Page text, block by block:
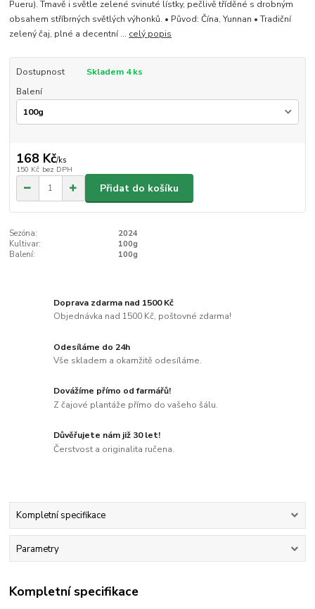
Pueru). Tmavě i světle zelené svinuté lístky, pečlivě tříděné s drobným
obsahem stříbrných světlých výhonků. • Původ: Čína, Yunnan • Tradiční
zelený čaj, plné a decentní ... celý popis
Dostupnost
Skladem 4 ks
Balení
168 Kč/ks
150 Kč bez DPH
Přidat do košíku
Sezóna:
2024
Kultivar:
100g
Balení:
100g
Doprava zdarma nad 1500 Kč
Objednávka nad 1500 Kč, poštovné zdarma!
Odesíláme do 24h
Vše skladem a okamžitě odesíláme.
Dovážíme přímo od farmářů!
Z čajové plantáže přímo do vašeho šálu.
Důvěřujete nám již 30 let!
Čerstvost a originalita ručena.
Kompletní specifikace
Parametry
Kompletní specifikace